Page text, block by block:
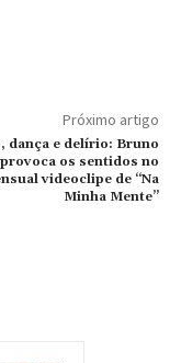
Próximo artigo
dança e delírio: Bruno
os sentidos no
videoclipe de “Na
Minha Mente”